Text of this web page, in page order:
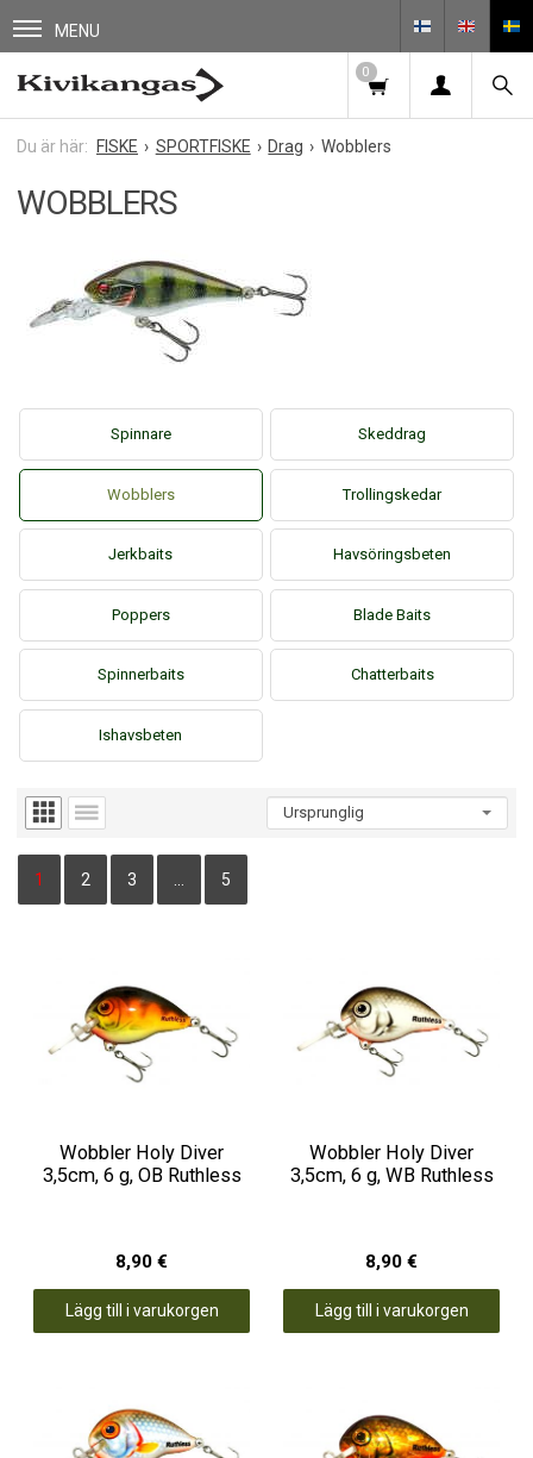
MENU
0
FISKE SPORTFISKE Drag Wobblers
WOBBLERS
Spinnare Skeddrag
Wobblers Trollingskedar
Jerkbaits Havsöringsbeten
Poppers Blade Baits
Spinnerbaits Chatterbaits
Ishavsbeten
1 2 3 … 5
Wobbler Holy Diver
3,5cm, 6 g, OB Ruthless
8,90 €
Lägg till i varukorgen
Wobbler Holy Diver
3,5cm, 6 g, WB Ruthless
8,90 €
Lägg till i varukorgen